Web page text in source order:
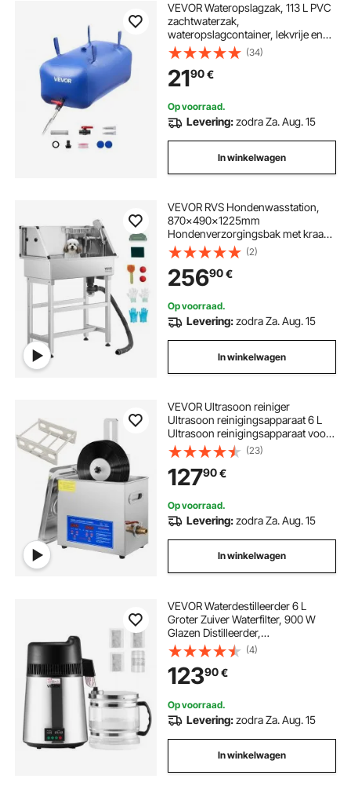
VEVOR Wateropslagzak, 113 L PVC
zachtwaterzak,
wateropslagcontainer, lekvrije en
slijtvaste RV-watertank voor
irrigatie van buiten, camper,
vrachtwagen
(34)
2190€
Op voorraad.
Levering:zodra Za. Aug. 15
In winkelwagen
VEVOR RVS Hondenwasstation,
870x490x1225mm
Hondenverzorgingsbak met kraan,
douchekop, zeephouder en
speelballen, Hondenbad voor
meerdere huisdieren, Wasbak voor
thuis
(2)
25690€
Op voorraad.
Levering:zodra Za. Aug. 15
In winkelwagen
VEVOR Ultrasoon reiniger
Ultrasoon reinigingsapparaat 6 L
Ultrasoon reinigingsapparaat voor
platen 180 W Instelbare tijd,
platenreiniger RVS 40 KHz
reinigingsapparaat
(23)
12790€
Op voorraad.
Levering:zodra Za. Aug. 15
In winkelwagen
VEVOR Waterdestilleerder 6 L
Groter Zuiver Waterfilter, 900 W
Glazen Distilleerder,
Drinkwaterapparaat met RVS
Binnenwerk voor het Maken van
Schoon Water, Waterdestilleerder
Zilver
(4)
12390€
Op voorraad.
Levering:zodra Za. Aug. 15
In winkelwagen